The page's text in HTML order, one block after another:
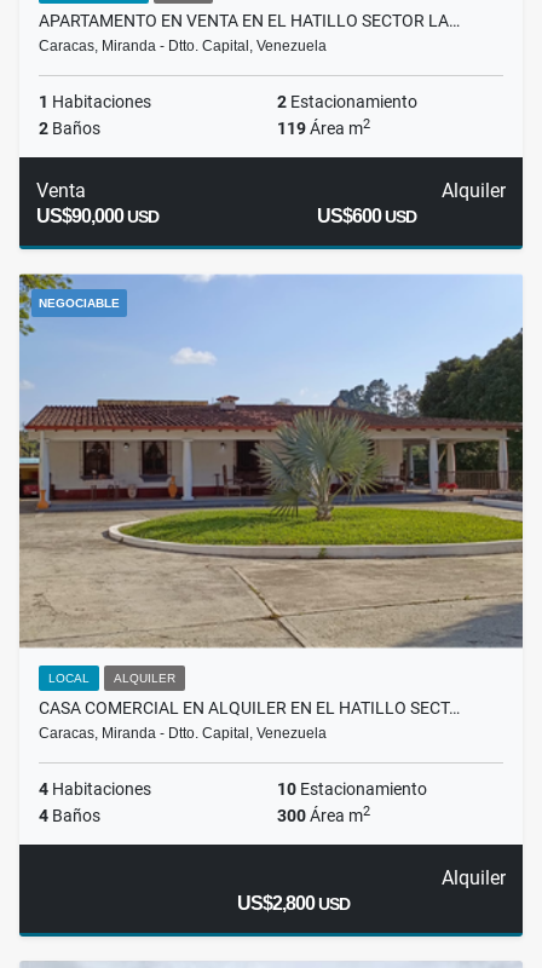
APARTAMENTO EN VENTA EN EL HATILLO SECTOR LA…
Caracas, Miranda - Dtto. Capital, Venezuela
1 Habitaciones 2 Estacionamiento
2 Baños 119Área m2
Venta
US$90,000USD
Alquiler
US$600USD
NEGOCIABLE
LOCAL ALQUILER
CASA COMERCIAL EN ALQUILER EN EL HATILLO SECT…
Caracas, Miranda - Dtto. Capital, Venezuela
4 Habitaciones 10 Estacionamiento
4 Baños 300Área m2
Alquiler
US$2,800USD